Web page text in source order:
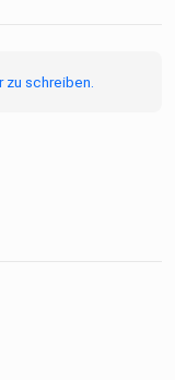
zu schreiben.